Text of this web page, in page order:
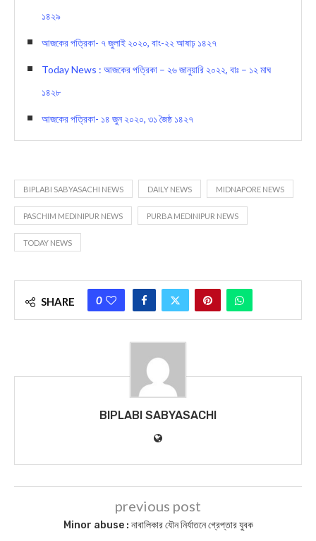
১৪২৯
আজকের পত্রিকা- ৭ জুলাই ২০২০, বাং-২২ আষাঢ় ১৪২৭
Today News : আজকের পত্রিকা – ২৬ জানুয়ারি ২০২২, বাঃ – ১২ মাঘ
১৪২৮
আজকের পত্রিকা- ১৪ জুন ২০২০, ৩১ জৈষ্ঠ ১৪২৭
BIPLABI SABYASACHI NEWS DAILY NEWS MIDNAPORE NEWS
PASCHIM MEDINIPUR NEWS PURBA MEDINIPUR NEWS
TODAY NEWS
SHARE 0
BIPLABI SABYASACHI
previous post
Minor abuse : নাবালিকার যৌন নির্যাতনে গ্রেপ্তার যুবক